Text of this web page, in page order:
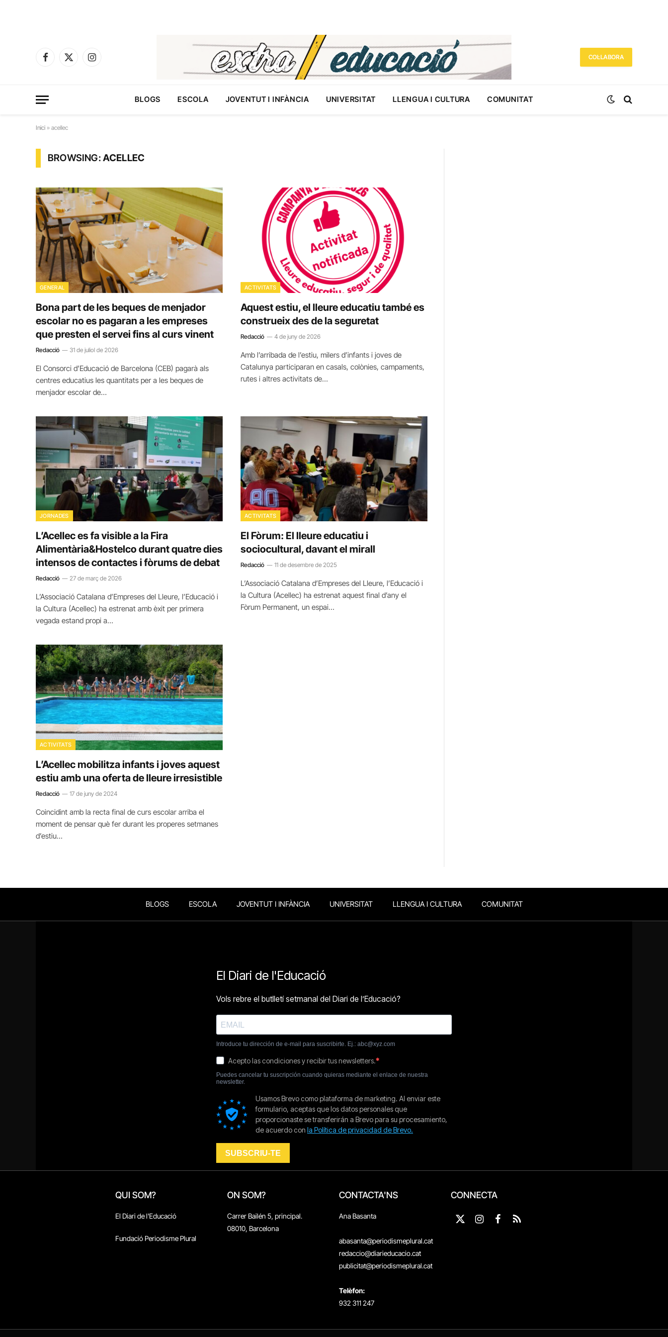
Facebook
X
Instagram
COL·LABORA
BLOGS ESCOLA JOVENTUT I INFÀNCIA UNIVERSITAT LLENGUA I CULTURA COMUNITAT
Inici » acellec
BROWSING:ACELLEC
GENERAL
Bona part de les beques de menjador
escolar no es pagaran a les empreses
que presten el servei fins al curs vinent
Redacció 31 de juliol de 2026
El Consorci d’Educació de Barcelona (CEB) pagarà als
centres educatius les quantitats per a les beques de
menjador escolar de…
ACTIVITATS
Aquest estiu, el lleure educatiu també es
construeix des de la seguretat
Redacció 4 de juny de 2026
Amb l’arribada de l’estiu, milers d’infants i joves de
Catalunya participaran en casals, colònies, campaments,
rutes i altres activitats de…
JORNADES
L’Acellec es fa visible a la Fira
Alimentària&Hostelco durant quatre dies
intensos de contactes i fòrums de debat
Redacció 27 de març de 2026
L’Associació Catalana d’Empreses del Lleure, l’Educació i
la Cultura (Acellec) ha estrenat amb èxit per primera
vegada estand propi a…
ACTIVITATS
El Fòrum: El lleure educatiu i
sociocultural, davant el mirall
Redacció 11 de desembre de 2025
L’Associació Catalana d’Empreses del Lleure, l’Educació i
la Cultura (Acellec) ha estrenat aquest final d’any el
Fòrum Permanent, un espai…
ACTIVITATS
L’Acellec mobilitza infants i joves aquest
estiu amb una oferta de lleure irresistible
Redacció 17 de juny de 2024
Coincidint amb la recta final de curs escolar arriba el
moment de pensar què fer durant les properes setmanes
d’estiu…
BLOGS ESCOLA JOVENTUT I INFÀNCIA UNIVERSITAT LLENGUA I CULTURA COMUNITAT
QUI SOM?
El Diari de l'Educació
Fundació Periodisme Plural
ON SOM?
Carrer Bailén 5, principal.
08010, Barcelona
CONTACTA'NS
Ana Basanta
abasanta@periodismeplural.cat
redaccio@diarieducacio.cat
publicitat@periodismeplural.cat
Telèfon:
932 311 247
CONNECTA
X
InstagramFacebook
RSS